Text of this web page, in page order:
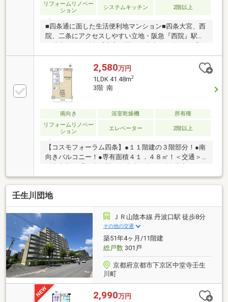
リフォームリノベー
ション
システムキッチン 2階以上
■四条通に面した生活便利地マンション■四条大宮、西
院、二条にアクセスしやすい立地・阪急『西院』駅ま
条』駅まで徒歩１４分・最寄りのバス停『四条中新
道』まで徒歩２分■眺望の良い南西角住戸！■未改装物
件につきお好きなプランでリフォーム可能♪・気にな
る部分のワンポイント改装なでもお気軽にご相談くだ
さい・見積、相談無料です♪■ご内覧可能です！ 本物
件に関するお問合せは フジハウスまでお気軽にご連
絡ください♪ フリーダイヤル⇒０１２０-１２９-７８
９※本物件は取引時に指定の仲介業者を介します。
2,580万円
1LDK 41.48m2
3階 南
南向き 浴室乾燥機
所有権
リフォームリノベー
ション
エレベーター 2階以上
【コスモフォーラム四条】●１１階建の３階部分！●南
向きバルコニー！●専有面積４１．４８㎡！＜交通＞●
「大宮」駅まで徒歩１０分！●ＪＲ嵯峨野線「二条」
駅まで徒歩１５分
壬生川団地
ＪＲ山陰本線 丹波口駅 徒歩8分
その他の交通
築51年4ヶ月/11階建
総戸数301戸
京都府京都市下京区中堂寺壬生
川町
2,990万円